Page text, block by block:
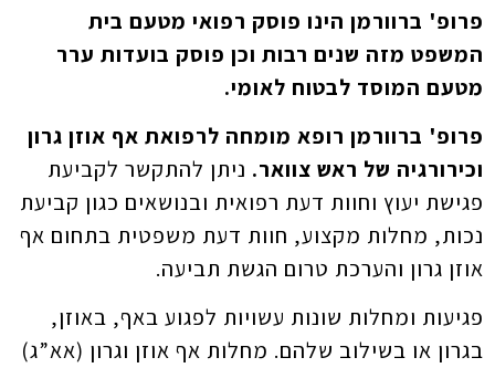
פרופ' ברוורמן הינו פוסק רפואי מטעם בית
המשפט מזה שנים רבות וכן פוסק בועדות ערר
מטעם המוסד לבטוח לאומי.
פרופ' ברוורמן רופא מומחה לרפואת אף אוזן גרון
וכירורגיה של ראש צוואר. ניתן להתקשר לקביעת
פגישת יעוץ וחוות דעת רפואית ובנושאים כגון קביעת
נכות, מחלות מקצוע, חוות דעת משפטית בתחום אף
אוזן גרון והערכת טרום הגשת תביעה.
פגיעות ומחלות שונות עשויות לפגוע באף, באוזן,
בגרון או בשילוב שלהם. מחלות אף אוזן וגרון (אא”ג)